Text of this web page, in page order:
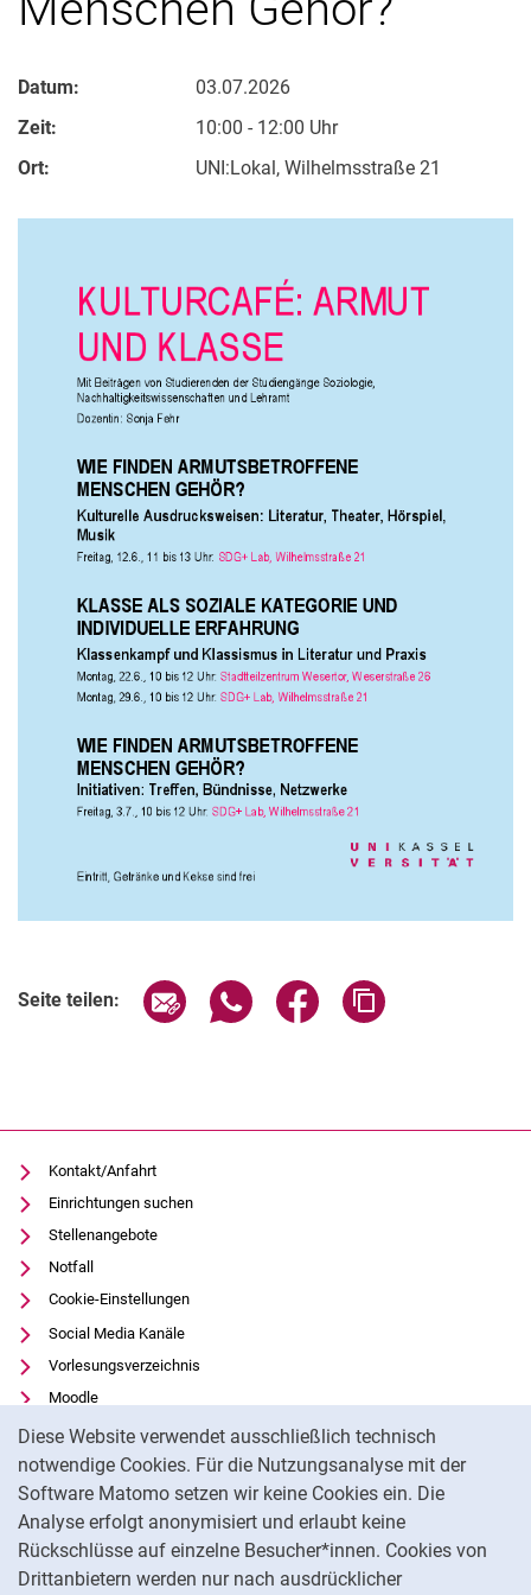
Diese Website verwendet ausschließlich technisch
notwendige Cookies. Für die Nutzungsanalyse mit der
Software Matomo setzen wir keine Cookies ein. Die
Analyse erfolgt anonymisiert und erlaubt keine
Rückschlüsse auf einzelne Besucher*innen. Cookies von
Drittanbietern werden nur nach ausdrücklicher
Datum:
03.07.2026
Zeit:
10:00 - 12:00 Uhr
Ort:
UNI:Lokal, Wilhelmsstraße 21
Seite teilen: Seite über E-Mail teilen
Seite über WhatsApp teilen
Seite über Facebook
Kontakt/Anfahrt
Einrichtungen suchen
Stellenangebote
Notfall
Cookie-Einstellungen
Social Media Kanäle
Vorlesungsverzeichnis
Moodle
Panopto
Universitätsbibliothek
Datenschutz
Barrierefreiheit
Transparenter KI-Einsatz